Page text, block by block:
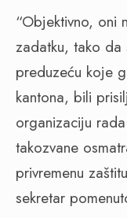
“Objektivno, oni
zadatku, tako da
preduzeću koje
kantona, bili
organizaciju
takozvane
privremenu
sekretar